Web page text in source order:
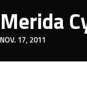
Merida
NOV. 17, 2011